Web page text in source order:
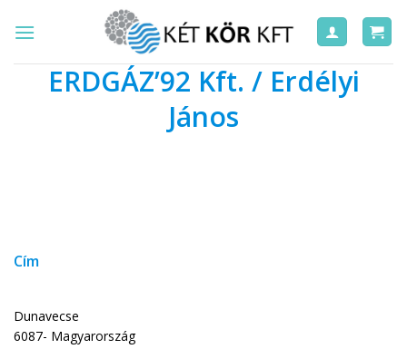
ERDGÁZ’92 Kft. / Erdélyi
János
Cím
Dunavecse
6087- Magyarország